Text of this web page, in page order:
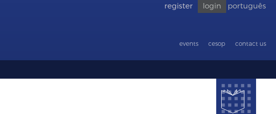
events cesop contact us
register login português